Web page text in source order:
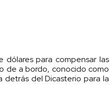
para compensar las
de a bordo, conocido como
del Dicasterio para la